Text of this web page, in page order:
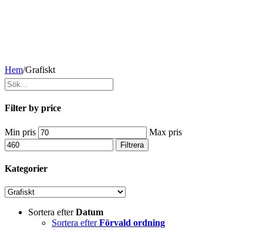
Hem/Grafiskt
Filter by price
Min pris Max pris
Filtrera
Kategorier
Sortera efterDatum
Sortera efterFörvald ordning